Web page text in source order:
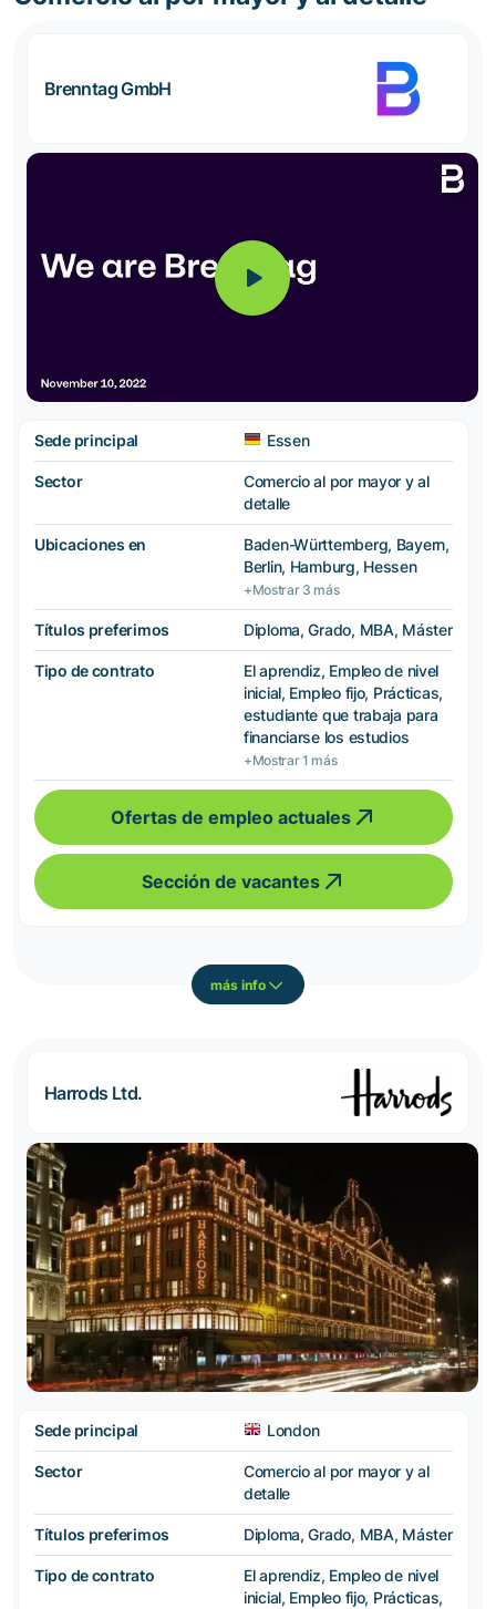
Brenntag GmbH
Sede principal Essen
Sector
Comercio al por mayor y al
detalle
Ubicaciones en
Baden-Württemberg, Bayern,
Berlin, Hamburg, Hessen
+Mostrar 3 más
Títulos preferimos Diploma, Grado, MBA, Máster
Tipo de contrato
El aprendiz, Empleo de nivel
inicial, Empleo fijo, Prácticas,
estudiante que trabaja para
financiarse los estudios
+Mostrar 1 más
Ofertas de empleo actuales
Sección de vacantes
más info
Harrods Ltd.
Sede principal London
Sector
Comercio al por mayor y al
detalle
Títulos preferimos Diploma, Grado, MBA, Máster
Tipo de contrato
El aprendiz, Empleo de nivel
inicial, Empleo fijo, Prácticas,